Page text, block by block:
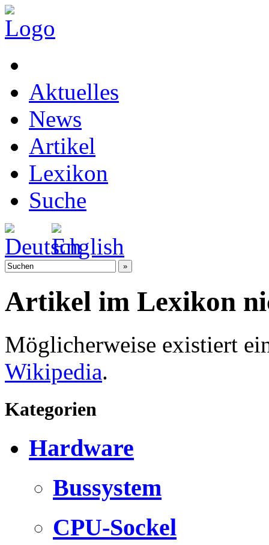
Aktuelles
News
Artikel
Lexikon
Suche
Artikel im Lexikon
Möglicherweise existiert
Wikipedia.
Kategorien
Hardware
Bussystem
CPU-Sockel